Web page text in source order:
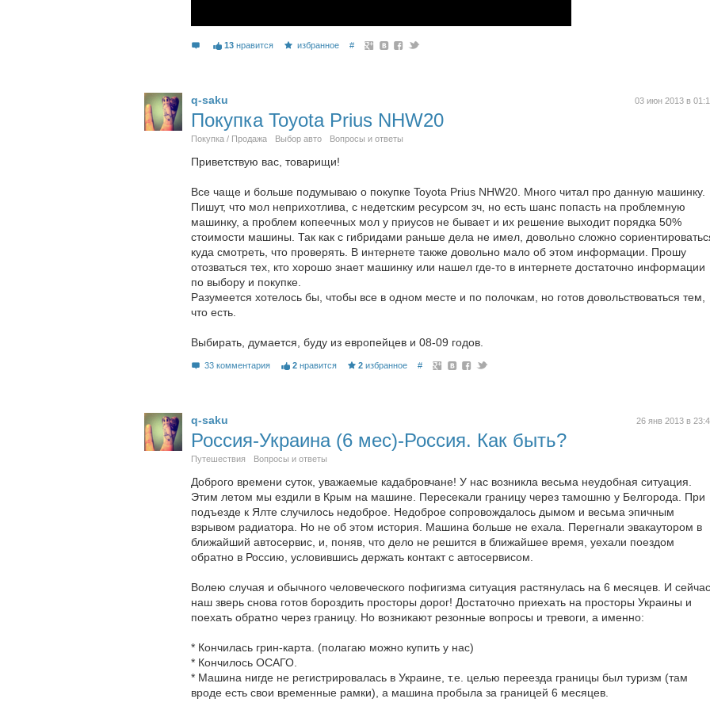
13 нравится избранное #
03 июн 2013 в
q-saku
Покупка Toyota Prius NHW20
Покупка / Продажа Выбор авто Вопросы и ответы
Приветствую вас, товарищи!
Все чаще и больше подумываю о покупке Toyota Prius NHW20. Много читал про данную машинку.
Пишут, что мол неприхотлива, с недетским ресурсом зч, но есть шанс попасть на проблемную
машинку, а проблем копеечных мол у приусов не бывает и их решение выходит порядка 50%
стоимости машины. Так как с гибридами раньше дела не имел, довольно сложно
куда смотреть, что проверять. В интернете также довольно мало об этом информации. Прошу
отозваться тех, кто хорошо знает машинку или нашел где-то в интернете достаточно информации
по выбору и покупке.
Разумеется хотелось бы, чтобы все в одном месте и по полочкам, но готов довольствоваться тем,
что есть.
Выбирать, думается, буду из европейцев и 08-09 годов.
33 комментария 2 нравится 2 избранное #
26 янв 2013 в
q-saku
Россия-Украина (6 мес)-Россия. Как быть?
Путешествия Вопросы и ответы
Доброго времени суток, уважаемые кадабровчане! У нас возникла весьма неудобная ситуация.
Этим летом мы ездили в Крым на машине. Пересекали границу через тамошню у Белгорода. При
подъезде к Ялте случилось недоброе. Недоброе сопровождалось дымом и весьма эпичным
взрывом радиатора. Но не об этом история. Машина больше не ехала. Перегнали эвакаутором в
ближайший автосервис, и, поняв, что дело не решится в ближайшее время, уехали поездом
обратно в Россию, условившись держать контакт с автосервисом.
Волею случая и обычного человеческого пофигизма ситуация растянулась на 6 месяцев. И сейчас
наш зверь снова готов бороздить просторы дорог! Достаточно приехать на просторы Украины и
поехать обратно через границу. Но возникают резонные вопросы и тревоги, а именно:
* Кончилась грин-карта. (полагаю можно купить у нас)
* Кончилось ОСАГО.
* Машина нигде не регистрировалась в Украине, т.е. целью переезда границы был туризм (там
вроде есть свои временные рамки), а машина пробыла за границей 6 месяцев.